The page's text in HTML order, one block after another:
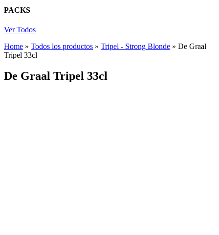
PACKS
Ver Todos
Home » Todos los productos » Tripel - Strong Blonde » De Graal
Tripel 33cl
De Graal Tripel 33cl